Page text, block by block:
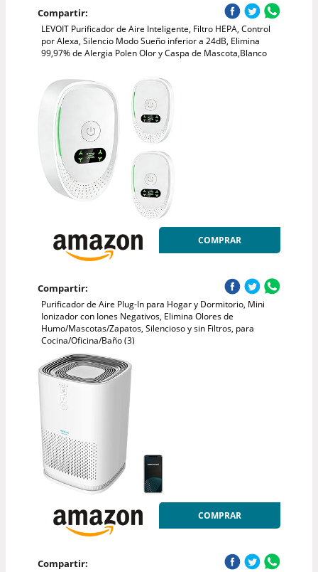
Compartir:
LEVOIT Purificador de Aire Inteligente, Filtro HEPA, Control
por Alexa, Silencio Modo Sueño inferior a 24dB, Elimina
99,97% de Alergia Polen Olor y Caspa de Mascota,Blanco
COMPRAR
Compartir:
Purificador de Aire Plug-In para Hogar y Dormitorio, Mini
Ionizador con Iones Negativos, Elimina Olores de
Humo/Mascotas/Zapatos, Silencioso y sin Filtros, para
Cocina/Oficina/Baño (3)
COMPRAR
Compartir: